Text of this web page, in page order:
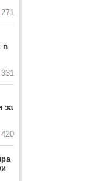
271
в
331
за
420